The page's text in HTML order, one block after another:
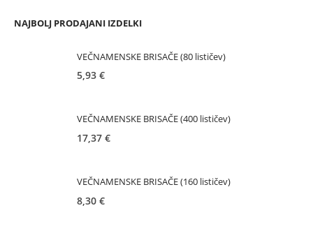
NAJBOLJ PRODAJANI IZDELKI
VEČNAMENSKE BRISAČE (80 lističev)
5,93 €
VEČNAMENSKE BRISAČE (400 lističev)
17,37 €
VEČNAMENSKE BRISAČE (160 lističev)
8,30 €